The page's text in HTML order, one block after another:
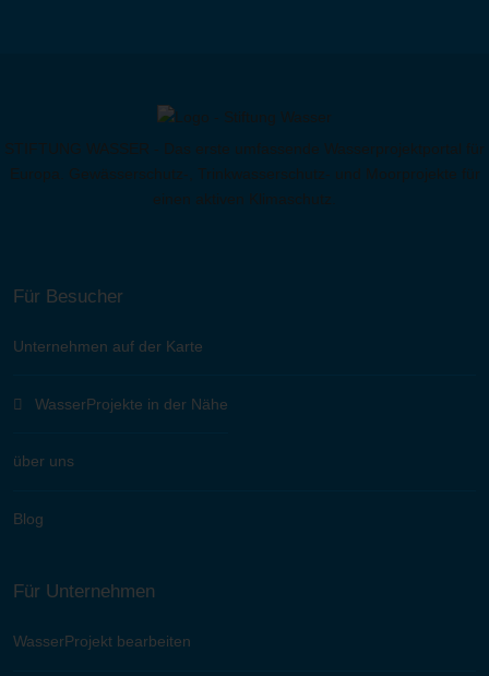
STIFTUNG WASSER - Das erste umfassende Wasserprojektportal für
Europa. Gewässerschutz-, Trinkwasserschutz- und Moorprojekte für
einen aktiven Klimaschutz.
Für Besucher
Unternehmen auf der Karte
WasserProjekte in der Nähe
über uns
Blog
Für Unternehmen
WasserProjekt bearbeiten